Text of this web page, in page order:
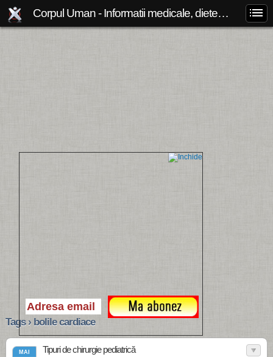
Corpul Uman - Informatii medicale, diete de slabit, boli si afectiuni
Tags › bolile cardiace
MAI Tipuri de chirurgie pediatrică